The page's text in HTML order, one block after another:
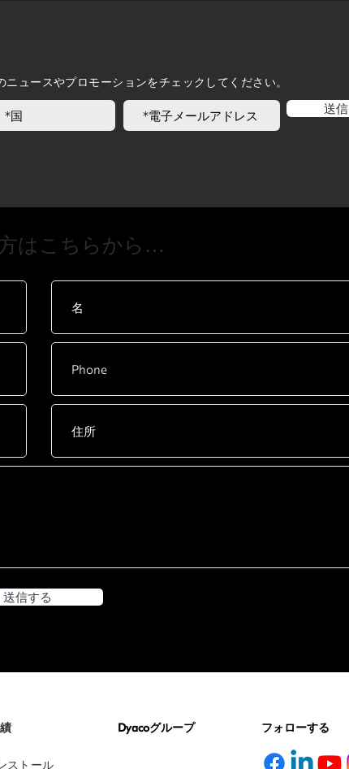
ュースやプロモーションをチェックしてください。
送信
はこちらから…
送信する
Dyacoグループ
ストール
フォローする